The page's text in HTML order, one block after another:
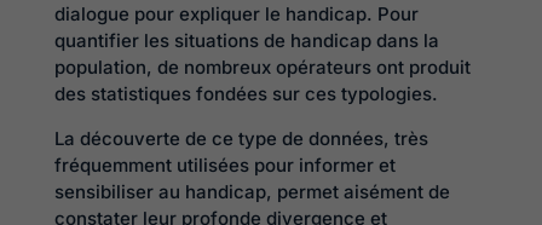
dialogue pour expliquer le handicap. Pour
quantifier les situations de handicap dans la
population, de nombreux opérateurs ont produit
des statistiques fondées sur ces typologies.
La découverte de ce type de données, très
fréquemment utilisées pour informer et
sensibiliser au handicap, permet aisément de
constater leur profonde divergence et